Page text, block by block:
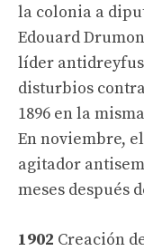
la colonia a
Edouard
líder
disturbios
1896 en la
En noviembre,
agitador
meses después
1902 Creación